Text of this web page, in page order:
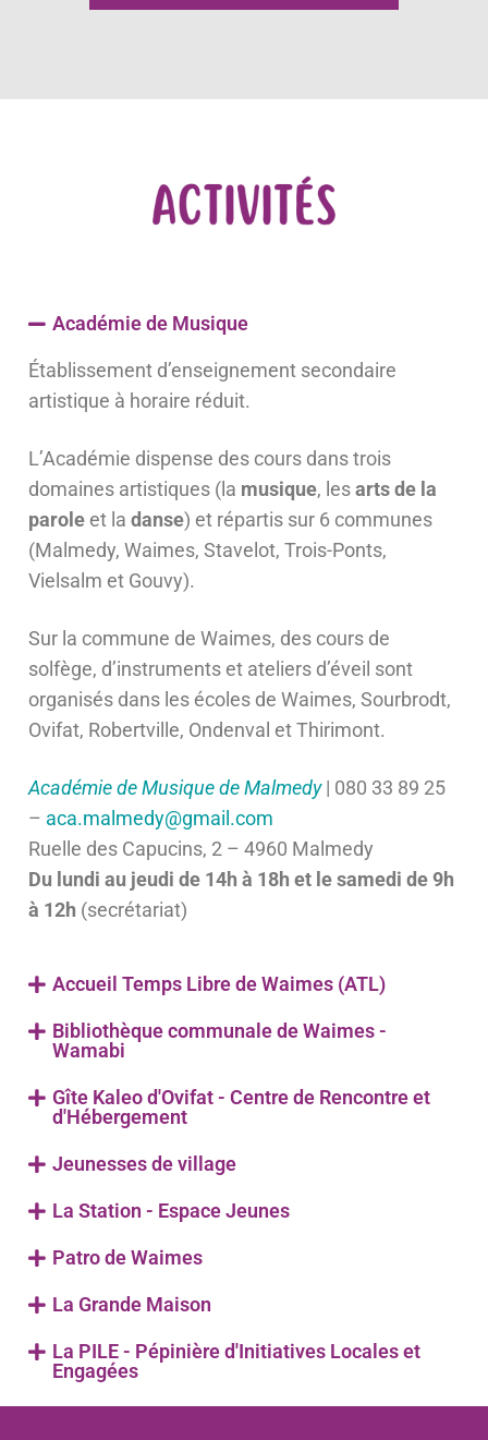
Académie de Musique
Établissement d’enseignement secondaire
artistique à horaire réduit.
L’Académie dispense des cours dans trois
domaines artistiques (la musique, lesarts de la
parole et la danse) et répartis sur 6 communes
(Malmedy, Waimes, Stavelot, Trois-Ponts,
Vielsalm et Gouvy).
Sur la commune de Waimes, des cours de
solfège, d’instruments et ateliers d’éveil sont
organisés dans les écoles de Waimes, Sourbrodt,
Ovifat, Robertville, Ondenval et Thirimont.
Académie de Musique de Malmedy| 080 33 89 25
– aca.malmedy@gmail.com
Ruelle des Capucins, 2 – 4960 Malmedy
Du lundi au jeudi de 14h à 18h et le samedi de 9h
à 12h (secrétariat)
Accueil Temps Libre de Waimes (ATL)
Bibliothèque communale de Waimes -
Wamabi
Gîte Kaleo d'Ovifat - Centre de Rencontre et
d'Hébergement
Jeunesses de village
La Station - Espace Jeunes
Patro de Waimes
La Grande Maison
La PILE - Pépinière d'Initiatives Locales et
Engagées